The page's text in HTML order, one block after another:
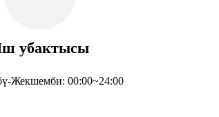
убактысы
Жекшемби: 00:00~24:00